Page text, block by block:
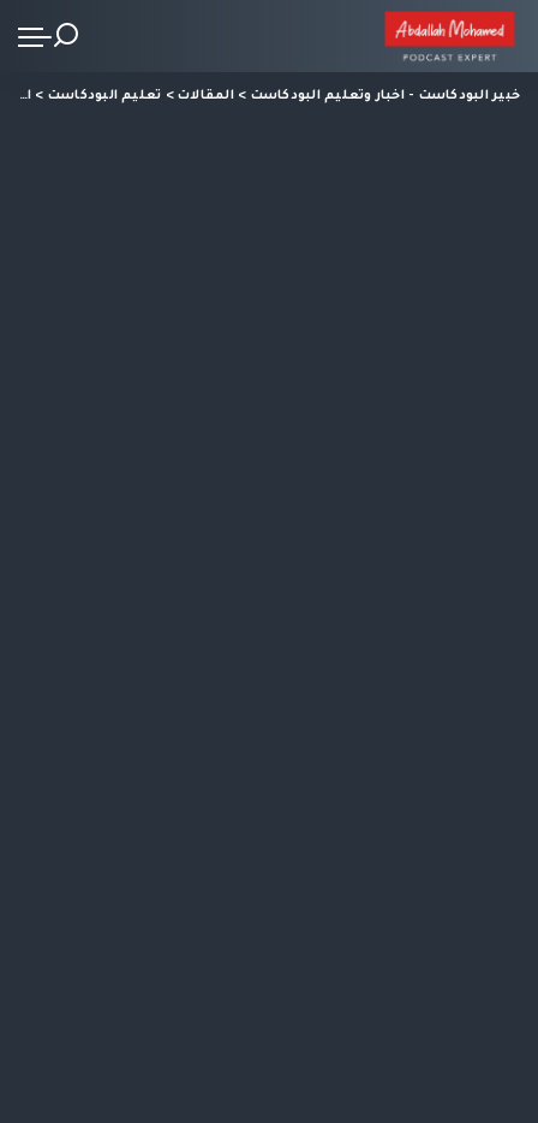
خبير البودكاست - اخبار وتعليم البودكاست >المقالات> تعليم البودكاست > افضل 12 استضافة بودكاست لعام 2026